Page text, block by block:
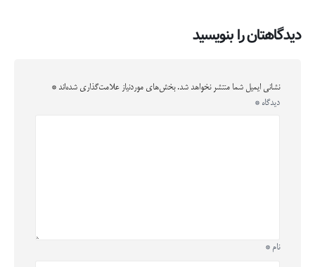
دیدگاهتان را بنویسید
نشانی ایمیل شما منتشر نخواهد شد. بخش‌های موردنیاز علامت‌گذاری شده‌اند *
دیدگاه *
نام *